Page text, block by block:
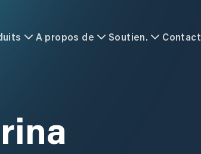
A propos de Soutien. Contact